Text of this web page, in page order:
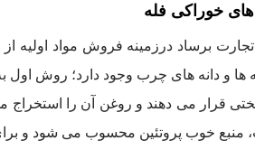
های خوراکی فله
ها و دانه های چرب وجود دارد؛ روش اول
قرار می دهند و روغن آن را استخراج می
خوب پروتئین محسوب می شود و